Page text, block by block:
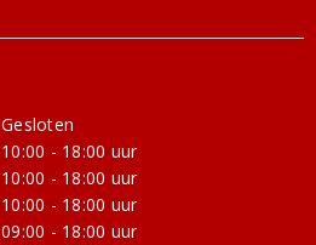
Gesloten
10:00 - 18:00 uur
10:00 - 18:00 uur
10:00 - 18:00 uur
09:00 - 18:00 uur